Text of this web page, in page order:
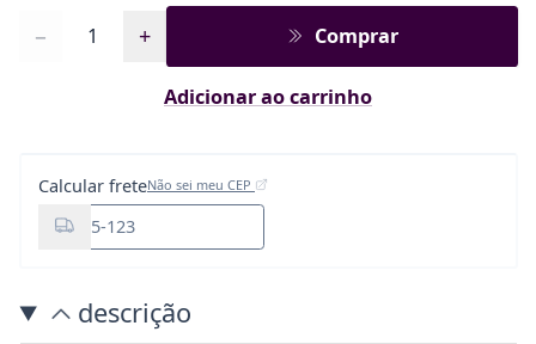
− + Comprar
Adicionar ao carrinho
Calcular freteNão sei meu CEP
descrição